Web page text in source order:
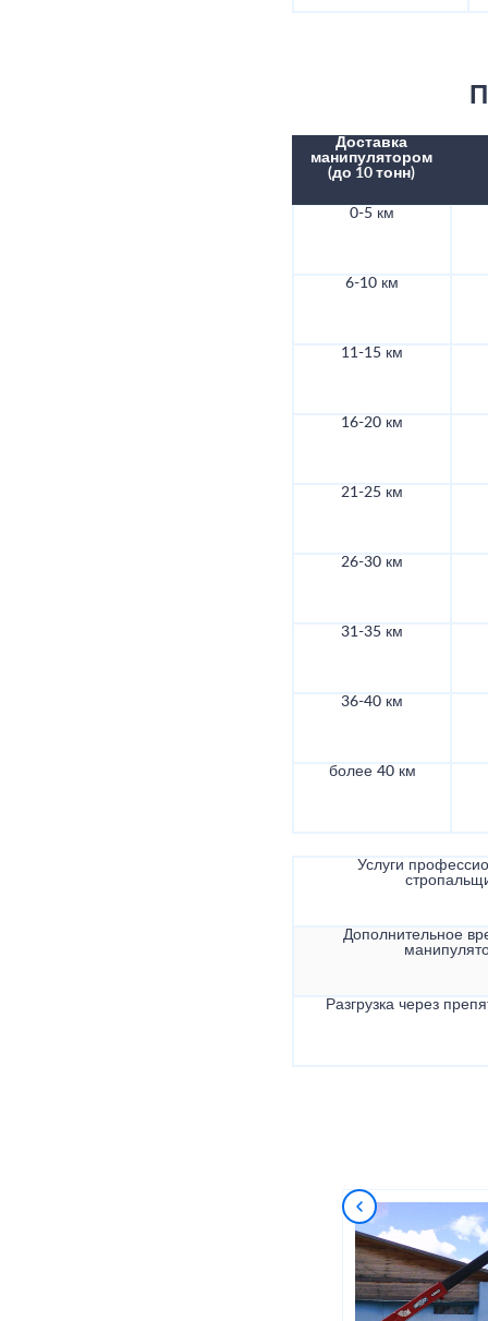
Доставка
манипулятором
(до 10 тонн)
0-5 км
6-10 км
11-15 км
16-20 км
21-25 км
26-30 км
31-35 км
36-40 км
более 40 км
Услуги
Дополнительное
Разгрузка через